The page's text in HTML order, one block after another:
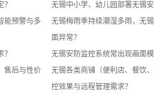
无锡中小学、幼儿园部署无锡
能预警与多
无锡梅雨季持续潮湿多雨，无
面异常？
无锡安防监控系统常出现画面
售后与性价
无锡各类商铺（便利店、餐饮
控效果与远程管理需求？